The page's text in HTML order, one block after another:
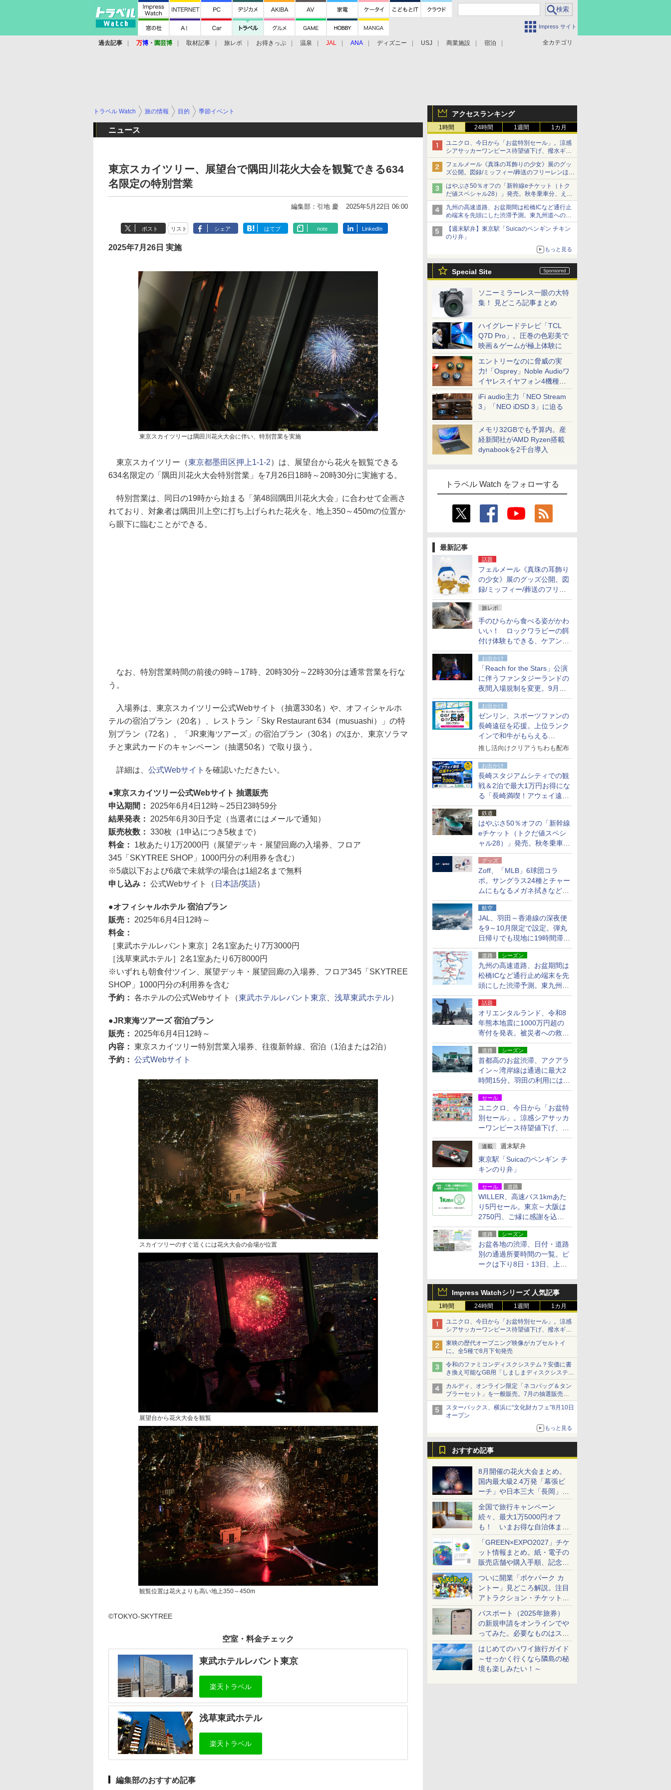
Impress サイト
全カテゴリ
過去記事 万博 ・ 園芸博 取材記事 旅レポ お得きっぷ 温泉 JAL ANA ディズニー USJ 商業施設 宿泊
アクセスランキング
1時間 24時間 1週間 1カ月
ユニクロ、今日から「お盆特別セール」。涼感
シアサッカーワンピース待望値下げ、撥水ギア
ショーツは1990円に
フェルメール《真珠の耳飾りの少女》展のグッ
ズ公開。図録/ミッフィー/葬送のフリーレンほ
か、注目ブランドコラボが実現
はやぶさ50％オフの「新幹線eチケット（トク
だ値スペシャル28）」発売。秋冬乗車分、えき
ねっと限定
九州の高速道路、お盆期間は松橋ICなど通行止
め端末を先頭にした渋滞予測。東九州道への迂
回は料金調整を実施
【週末駅弁】東京駅「Suicaのペンギン チキン
のり弁」
もっと見る
Special Site
ソニーミラーレス一眼の大特
集！ 見どころ記事まとめ
ハイグレードテレビ「TCL
Q7D Pro」。圧巻の色彩美で
映画＆ゲームが極上体験に
エントリーなのに脅威の実
力!「Osprey」Noble Audioワ
イヤレスイヤフォン4機種を
一気に聴く
iFi audio主力「NEO Stream
3」「NEO iDSD 3」に迫る
メモリ32GBでも予算内。産
経新聞社がAMD Ryzen搭載
dynabookを2千台導入
トラベル Watch をフォローする
最新記事
話題
フェルメール《真珠の耳飾り
の少女》展のグッズ公開。図
録/ミッフィー/葬送のフリー
レンほか、注目ブランドコラ
ボが実現
旅レポ
手のひらから食べる姿がかわ
いい！ ロックワラビーの餌
付け体験もできる、ケアンズ
でアサートン高原の日本語ガ
イド付きツアーに参加してみ
た
お出かけ
「Reach for the Stars」公演
に伴うファンタジーランドの
夜間入場規制を変更。9月か
ら18時50分～20時ごろに
お出かけ
ゼンリン、スポーツファンの
長崎遠征を応援。上位ランク
インで和牛がもらえる
「GO！GO！長崎スタンプラ
推し活向けクリアうちわも配布
お出かけ
長崎スタジアムシティでの観
戦＆2泊で最大1万円お得にな
る「長崎満喫！アウェイ遠征
応援キャンペーン」
鉄道
はやぶさ50％オフの「新幹線
eチケット（トクだ値スペシ
ャル28）」発売。秋冬乗車
分、えきねっと限定
グッズ
Zoff、「MLB」6球団コラ
ボ。サングラス24種とチャー
ムにもなるメガネ拭きなど雑
貨24種
航空
JAL、羽田～香港線の深夜便
を9～10月限定で設定。弾丸
日帰りでも現地に19時間滞在
できる
道路 シーズン
九州の高速道路、お盆期間は
松橋ICなど通行止め端末を先
頭にした渋滞予測。東九州道
への迂回は料金調整を実施
話題
オリエンタルランド、令和8
年熊本地震に1000万円超の
寄付を発表。被災者への救援
活動・復旧支援
道路 シーズン
首都高のお盆渋滞、アクアラ
イン～湾岸線は通過に最大2
時間15分。羽田の利用には
「空港西出口」の利用検討を
セール
ユニクロ、今日から「お盆特
別セール」。涼感シアサッカ
ーワンピース待望値下げ、撥
水ギアショーツは1990円に
連載 週末駅弁
東京駅「Suicaのペンギン チ
キンのり弁」
セール 道路
WILLER、高速バス1kmあた
り5円セール。東京～大阪は
2750円、ご縁に感謝を込め
た20周年記念キャンペーン
道路 シーズン
お盆各地の渋滞、日付・道路
別の通過所要時間の一覧。ピ
ークは下り8日・13日、上り
Impress Watchシリーズ 人気記事
1時間 24時間 1週間 1カ月
ユニクロ、今日から「お盆特別セール」。涼感
シアサッカーワンピース待望値下げ、撥水ギア
ショーツは1990円に
東映の歴代オープニング映像がカプセルトイ
に。全5種で8月下旬発売
令和のファミコンディスクシステム？安価に書
き換え可能なGB用「しましまディスクシステ
ム」
カルディ、オンライン限定「ネコバッグ＆タン
ブラーセット」を一般販売。7月の抽選販売の
当選無効分
スターバックス、横浜に“文化財カフェ”8月10日
オープン
もっと見る
おすすめ記事
8月開催の花火大会まとめ。
国内最大級2.4万発「幕張ビ
ーチ」や日本三大「長岡」な
ど大型イベント目白押し！
全国で旅行キャンペーン
続々、最大1万5000円オフ
も！ いまお得な自治体まと
め
「GREEN×EXPO2027」チケ
ット情報まとめ。紙・電子の
販売店舗や購入手順、記念チ
ケットも解説
ついに開業「ポケパーク カ
ントー」見どころ解説。注目
アトラクション・チケット手
配・来場前に必要な準備は？
パスポート（2025年旅券）
の新規申請をオンラインでや
ってみた。必要なものはスマ
ホとマイナカードのみ
はじめてのハワイ旅行ガイド
～せっかく行くなら隣島の秘
境も楽しみたい！～
トラベル Watch 旅の情報 目的 季節イベント
ニュース
東京スカイツリー、展望台で隅田川花火大会を観覧できる634
名限定の特別営業
編集部：引地 慶 2025年5月22日 06:00
ポスト リスト シェア はてブ note LinkedIn
2025年7月26日 実施
東京スカイツリーは隅田川花火大会に伴い、特別営業を実施
東京スカイツリー（東京都墨田区押上1-1-2）は、展望台から花火を観覧できる
634名限定の「隅田川花火大会特別営業」を7月26日18時～20時30分に実施する。
特別営業は、同日の19時から始まる「第48回隅田川花火大会」に合わせて企画さ
れており、対象者は隅田川上空に打ち上げられた花火を、地上350～450mの位置か
ら眼下に臨むことができる。
なお、特別営業時間の前後の9時～17時、20時30分～22時30分は通常営業を行な
う。
入場券は、東京スカイツリー公式Webサイト（抽選330名）や、オフィシャルホ
テルの宿泊プラン（20名）、レストラン「Sky Restaurant 634（musuashi）」の特
別プラン（72名）、「JR東海ツアーズ」の宿泊プラン（30名）のほか、東京ソラマ
チと東武カードのキャンペーン（抽選50名）で取り扱う。
詳細は、 公式Webサイト を確認いただきたい。
東京スカイツリー公式Webサイト 抽選販売
申込期間： 2025年6月4日12時～25日23時59分
結果発表： 2025年6月30日予定（当選者にはメールで通知）
販売枚数： 330枚（1申込につき5枚まで）
料金： 1枚あたり1万2000円（展望デッキ・展望回廊の入場券、フロア
345「SKYTREE SHOP」1000円分の利用券を含む）
※5歳以下および6歳で未就学の場合は1組2名まで無料
申し込み： 公式Webサイト（ 日本語/英語）
オフィシャルホテル 宿泊プラン
販売： 2025年6月4日12時～
料金：
［東武ホテルレバント東京］2名1室あたり7万3000円
［浅草東武ホテル］2名1室あたり6万8000円
※いずれも朝食付ツイン、展望デッキ・展望回廊の入場券、フロア345「SKYTREE
SHOP」1000円分の利用券を含む
予約： 各ホテルの公式Webサイト（東武ホテルレバント東京 浅草東武ホテル）
JR東海ツアーズ 宿泊プラン
販売： 2025年6月4日12時～
内容： 東京スカイツリー特別営業入場券、往復新幹線、宿泊（1泊または2泊）
予約： 公式Webサイト
スカイツリーのすぐ近くには花火大会の会場が位置
展望台から花火大会を観覧
観覧位置は花火よりも高い地上350～450m
©TOKYO-SKYTREE
空室・料金チェック
東武ホテルレバント東京
浅草東武ホテル
編集部のおすすめ記事